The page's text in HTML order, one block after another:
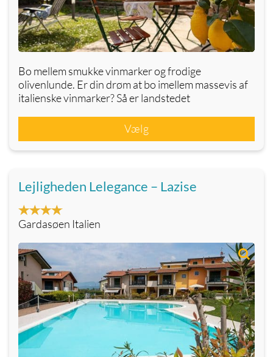
Bo mellem smukke vinmarker og frodige
olivenlunde. Er din drøm at bo imellem massevis af
italienske vinmarker? Så er landstedet
Vælg
Lejligheden Lelegance – Lazise
Gardasøen Italien